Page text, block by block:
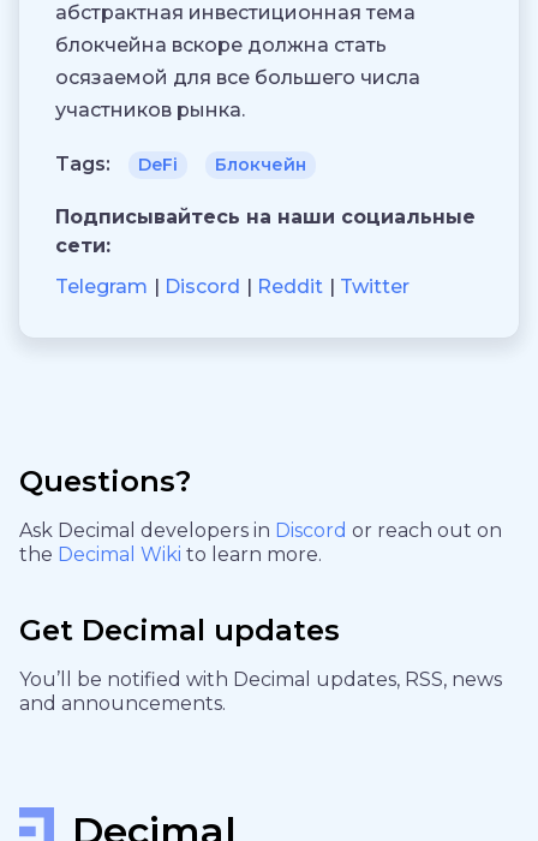
абстрактная инвестиционная тема
блокчейна вскоре должна стать
осязаемой для все большего числа
участников рынка.
Tags: DeFi Блокчейн
Подписывайтесь на наши социальные
сети:
Telegram
Discord Reddit Twitter
Questions?
Ask Decimal developers in Discord or reach out on
the Decimal Wiki to learn more.
Get Decimal updates
You’ll be notified with Decimal updates, RSS, news
and announcements.
Decimal